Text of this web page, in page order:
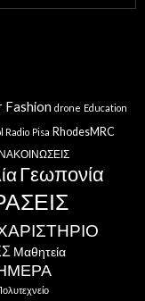
Fashion drone Education
Radio Pisa RhodesMRC
Γεωπονία
Μαθητεία